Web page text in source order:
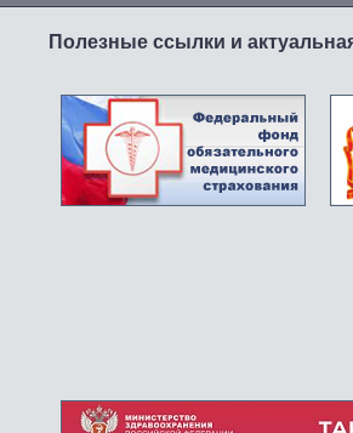
Полезные ссылки и